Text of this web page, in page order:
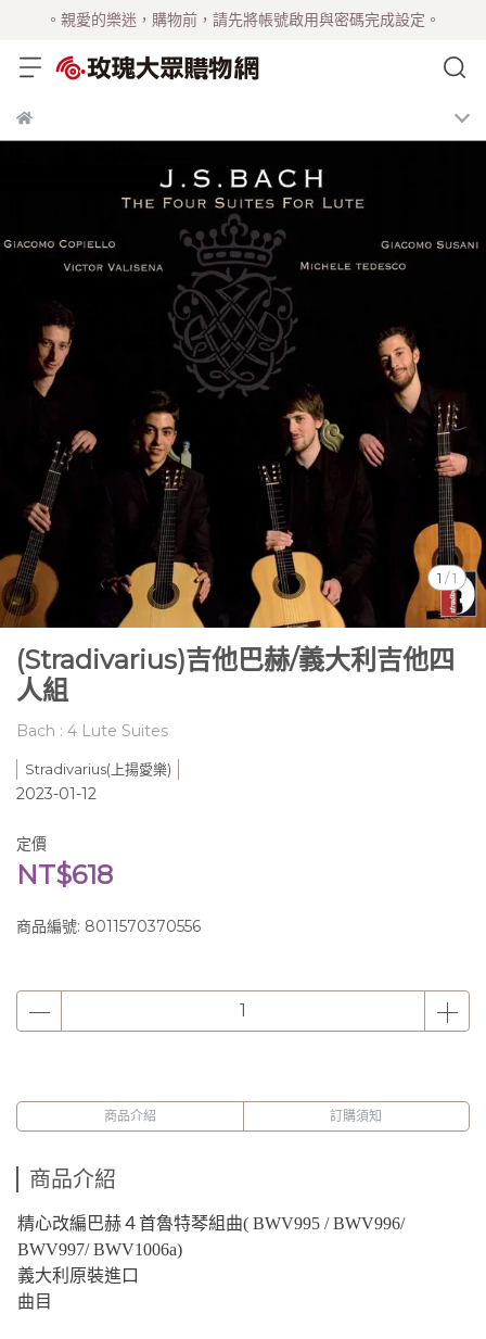
。親愛的樂迷，購物前，請先將帳號啟用與密碼完成設定。
1 /1
(Stradivarius)吉他巴赫/義大利吉他四
人組
Bach : 4 Lute Suites
Stradivarius(上揚愛樂)
2023-01-12
定價
NT$618
商品編號: 8011570370556
商品介紹 訂購須知
商品介紹
精心改編巴赫４首魯特琴組曲( BWV995 / BWV996/
BWV997/ BWV1006a)
義大利原裝進口
曲目